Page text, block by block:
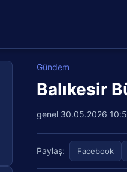
Gündem
Balıkesir
genel 30.05.2026
Paylaş: Facebook